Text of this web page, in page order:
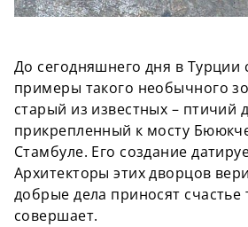
До сегодняшнего дня в Турции
примеры такого необычного
старый из известных – птичий
прикрепленный к мосту
Стамбуле. Его создание
Архитекторы этих дворцов
добрые дела приносят счастье
совершает.